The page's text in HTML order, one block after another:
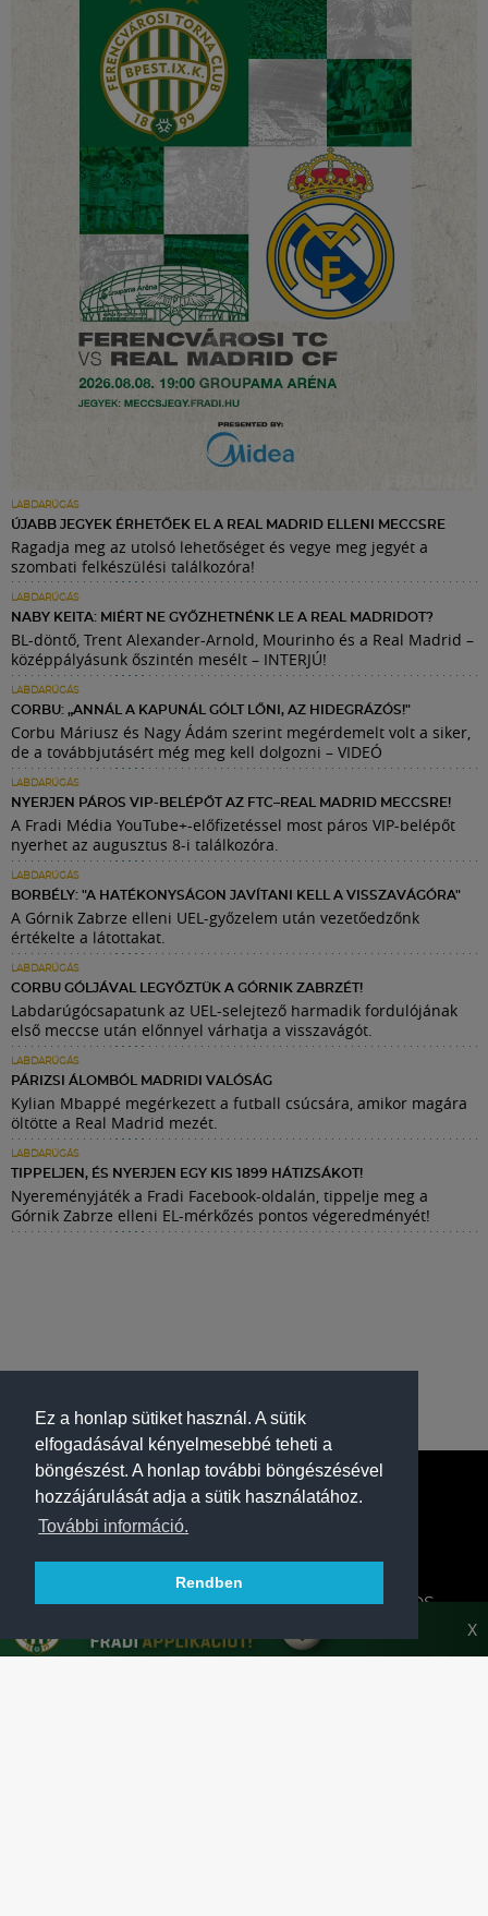
Ez a honlap sütiket használ. A sütik
elfogadásával kényelmesebbé teheti a
böngészést. A honlap további böngészésével
hozzájárulását adja a sütik használatához.
További információ.
Rendben
LABDARÚGÁS
ÚJABB JEGYEK ÉRHETŐEK EL A REAL MADRID ELLENI MECCSRE
Ragadja meg az utolsó lehetőséget és vegye meg jegyét a
szombati felkészülési találkozóra!
LABDARÚGÁS
NABY KEITA: MIÉRT NE GYŐZHETNÉNK LE A REAL MADRIDOT?
BL-döntő, Trent Alexander-Arnold, Mourinho és a Real Madrid –
középpályásunk őszintén mesélt – INTERJÚ!
LABDARÚGÁS
CORBU: „ANNÁL A KAPUNÁL GÓLT LŐNI, AZ HIDEGRÁZÓS!"
Corbu Máriusz és Nagy Ádám szerint megérdemelt volt a siker,
de a továbbjutásért még meg kell dolgozni – VIDEÓ
LABDARÚGÁS
NYERJEN PÁROS VIP-BELÉPŐT AZ FTC–REAL MADRID MECCSRE!
A Fradi Média YouTube+-előfizetéssel most páros VIP-belépőt
nyerhet az augusztus 8-i találkozóra.
LABDARÚGÁS
BORBÉLY: "A HATÉKONYSÁGON JAVÍTANI KELL A VISSZAVÁGÓRA"
A Górnik Zabrze elleni UEL-győzelem után vezetőedzőnk
értékelte a látottakat.
LABDARÚGÁS
CORBU GÓLJÁVAL LEGYŐZTÜK A GÓRNIK ZABRZÉT!
Labdarúgócsapatunk az UEL-selejtező harmadik fordulójának
első meccse után előnnyel várhatja a visszavágót.
LABDARÚGÁS
PÁRIZSI ÁLOMBÓL MADRIDI VALÓSÁG
Kylian Mbappé megérkezett a futball csúcsára, amikor magára
öltötte a Real Madrid mezét.
LABDARÚGÁS
TIPPELJEN, ÉS NYERJEN EGY KIS 1899 HÁTIZSÁKOT!
Nyereményjáték a Fradi Facebook-oldalán, tippelje meg a
Górnik Zabrze elleni EL-mérkőzés pontos végeredményét!
A FERENCVÁROSI TORNA CLUB HIVATALOS
X